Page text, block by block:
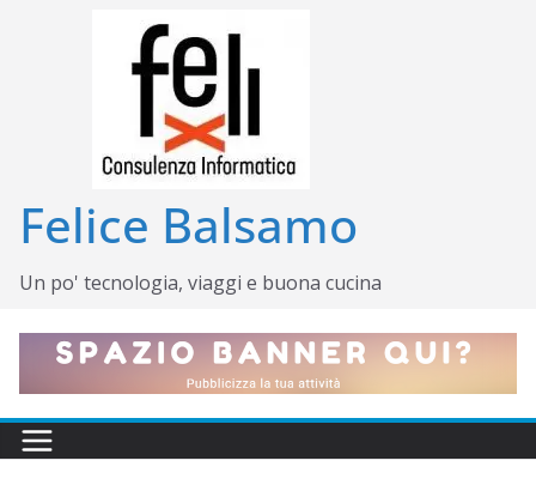
Felice Balsamo
Un po' tecnologia, viaggi e buona cucina